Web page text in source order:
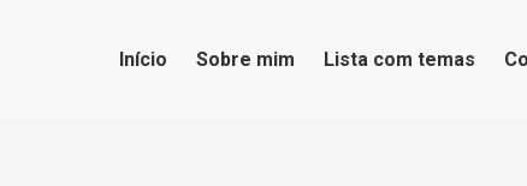
Início Sobre mim Lista com temas